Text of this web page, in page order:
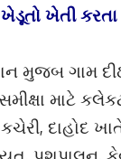
ખેડૂતો ખેતી
મુજબ ગામ
માટે
દાહોદ